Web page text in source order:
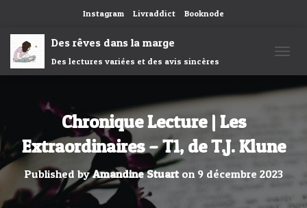
Instagram Livraddict Booknode
Des rêves dans la marge
Des lectures variées et des avis sincères
Chronique Lecture | Les
Extraordinaires – T1, de T.J. Klune
Published byAmandine Stuarton 9 décembre 2023